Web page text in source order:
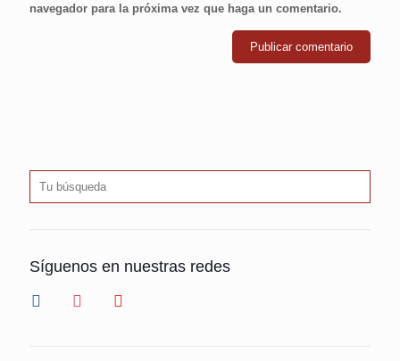
navegador para la próxima vez que haga un comentario.
Síguenos en nuestras redes
facebook instagram youtube